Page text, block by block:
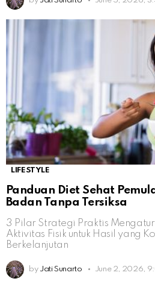
LIFESTYLE
Panduan Diet Sehat
Badan Tanpa Tersiksa
3 Pilar Strategi Praktis
Aktivitas Fisik untuk Hasil yang
Berkelanjutan
by Jati Sunarto June 2, 2026,